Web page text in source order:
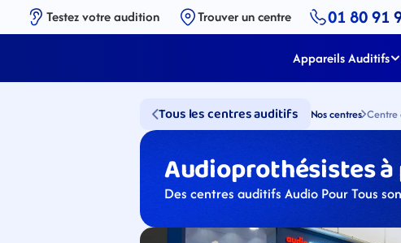
Testez votre audition Trouver un centre 01 80 91
Appareils Auditifs
Tous les centres auditifs Nos centres Centre
Audioprothésistes à
Des centres auditifs Audio Pour Tous